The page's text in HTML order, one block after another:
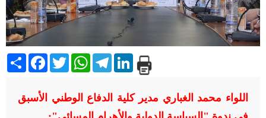
Share Facebook
TwitterWhatsAppTelegramLinkedIn
اللواء محمد الغباري مدير كلية الدفاع الوطني الأسبق